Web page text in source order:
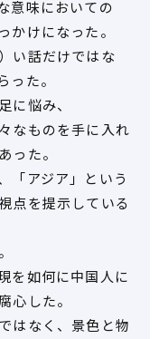
意味においての
かけになった。
い話だけではな
った。
に悩み、
なものを手に入れ
った。
「アジア」という
点を提示している
を如何に中国人に
心した。
はなく、景色と物